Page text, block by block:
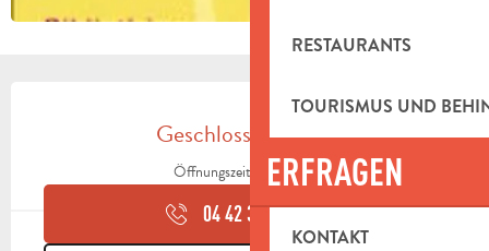
RESTAURANTS
TOURISMUS UND
ERFRAGEN
KONTAKT
ÖFFNUNGSZEITEN &
Geschlossen heute
Öffnungszeiten ansehen
04 42 32 91▒▒